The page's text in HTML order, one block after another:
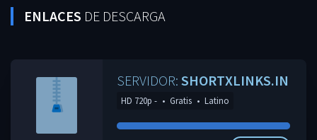
ENLACES DE DESCARGA
SERVIDOR: SHORTXLINKS.IN
HD 720p - • Gratis • Latino